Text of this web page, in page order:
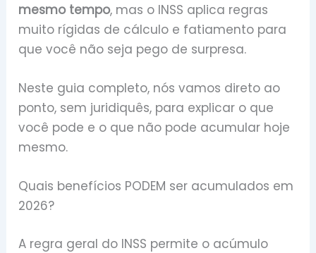
mesmo tempo, mas o INSS aplica regras
muito rígidas de cálculo e fatiamento para
que você não seja pego de surpresa.
Neste guia completo, nós vamos direto ao
ponto, sem juridiquês, para explicar o que
você pode e o que não pode acumular hoje
mesmo.
Quais benefícios PODEM ser acumulados em
2026?
A regra geral do INSS permite o acúmulo